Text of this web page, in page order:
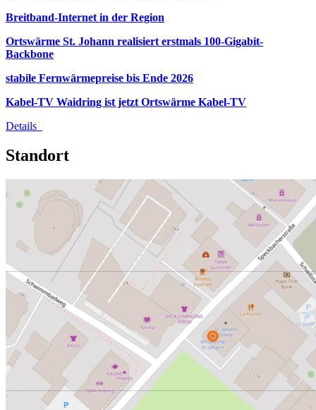
Breitband-Internet in der Region
Ortswärme St. Johann realisiert erstmals 100-Gigabit-
Backbone
stabile Fernwärmepreise bis Ende 2026
Kabel-TV Waidring ist jetzt Ortswärme Kabel-TV
Details
Standort